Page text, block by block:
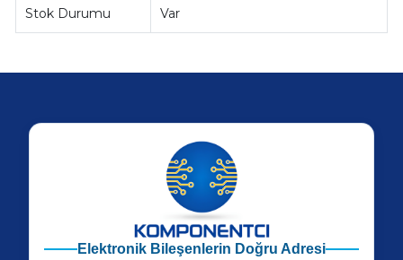
Stok Durumu Var
Elektronik Bileşenlerin Doğru Adresi